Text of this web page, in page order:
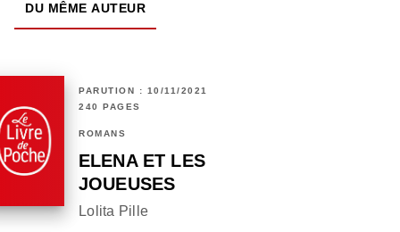
DU MÊME AUTEUR
PARUTION : 10/11/2021
240 PAGES
ROMANS
ELENA ET LES
JOUEUSES
Lolita Pille